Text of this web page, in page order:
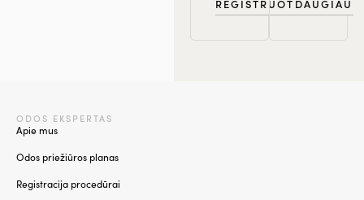
REGISTRUOTISDAUGIAU
ODOS EKSPERTAS
Apie mus
Odos priežiūros planas
Registracija procedūrai